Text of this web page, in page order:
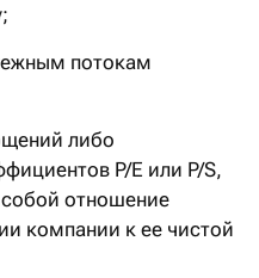
потокам
либо
P/E или P/S,
отношение
компании к ее чистой